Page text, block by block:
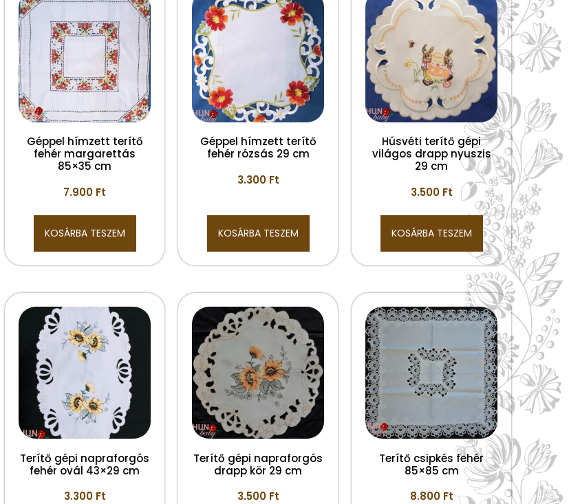
Géppel hímzett terítő
fehér margarettás
85×35 cm
7.900 Ft
KOSÁRBA TESZEM
Géppel hímzett terítő
fehér rózsás 29 cm
3.300 Ft
KOSÁRBA TESZEM
Húsvéti terítő gépi
világos drapp nyuszis
29 cm
3.500 Ft
KOSÁRBA TESZEM
Terítő gépi napraforgós
fehér ovál 43×29 cm
3.300 Ft
Terítő gépi napraforgós
drapp kör 29 cm
3.500 Ft
Terítő csipkés fehér
85×85 cm
8.800 Ft